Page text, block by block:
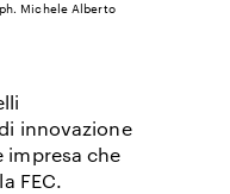
Michele Alberto
innovazione
impresa che
FEC.